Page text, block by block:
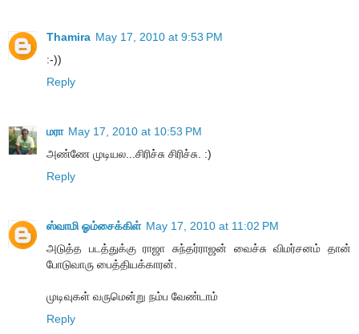
Thamira May 17, 2010 at 9:53 PM
:-))
Reply
மரா May 17, 2010 at 10:53 PM
அண்ணே முடியல...சிரிச்சு சிரிச்சு. :)
Reply
ஸ்வாமி ஓம்சைக்கிள் May 17, 2010 at 11:02 PM
அடுத்த படத்துக்கு ராஜா சுந்தர்ராஜன் வைச்சு விமர்சனம் தான்
போடுவாரு பைத்தியக்காரன்.
முடிவுகள் வருமென்று நம்ப வேண்டாம்
Reply